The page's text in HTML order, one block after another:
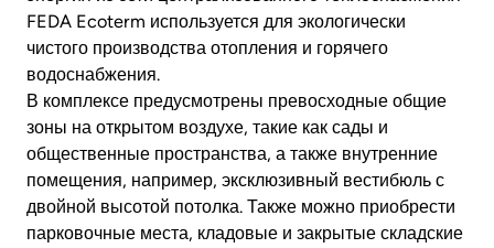
FEDA Ecoterm используется для экологически
чистого производства отопления и горячего
водоснабжения.
В комплексе предусмотрены превосходные общие
зоны на открытом воздухе, такие как сады и
общественные пространства, а также внутренние
помещения, например, эксклюзивный вестибюль с
двойной высотой потолка. Также можно приобрести
парковочные места, кладовые и закрытые складские